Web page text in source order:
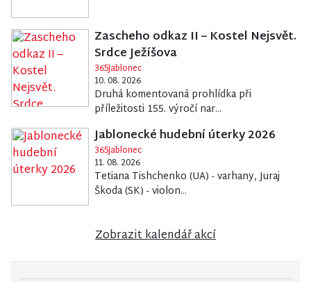
Zascheho odkaz II – Kostel Nejsvět.
Srdce Ježíšova
365Jablonec
10. 08. 2026
Druhá komentovaná prohlídka při
příležitosti 155. výročí nar...
Jablonecké hudební úterky 2026
365Jablonec
11. 08. 2026
Tetiana Tishchenko (UA) - varhany, Juraj
Škoda (SK) - violon...
Zobrazit kalendář akcí